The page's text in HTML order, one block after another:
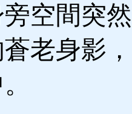
空間突
老身影